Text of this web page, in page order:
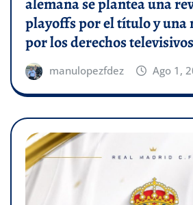
alemana se plantea una
playoffs por el título y una
por los derechos televisivos
manulopezfdez Ago 1,